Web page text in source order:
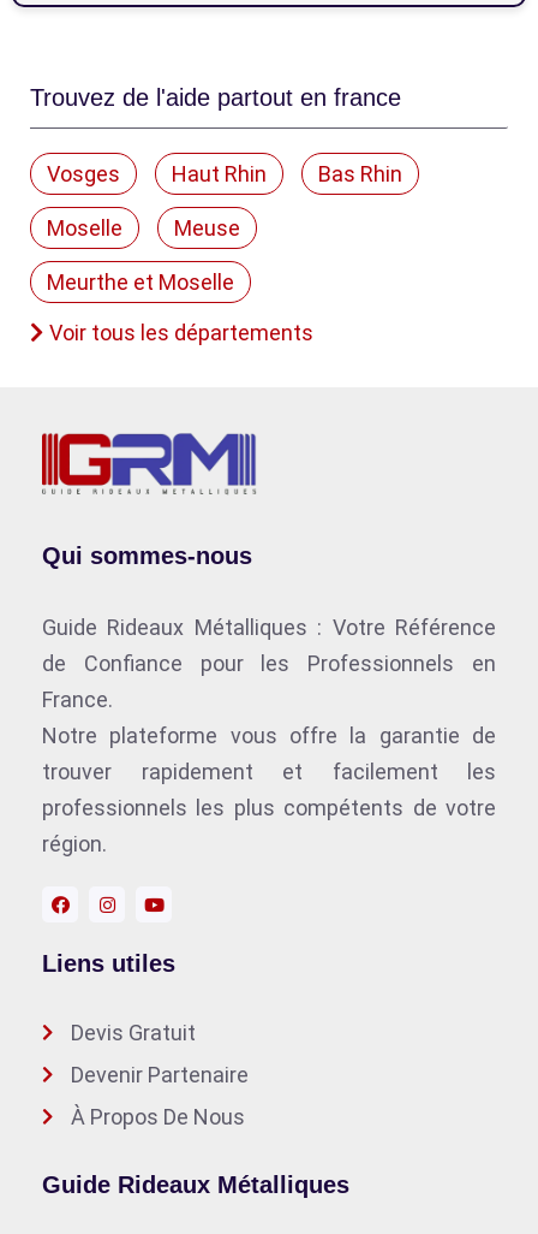
Trouvez de l'aide partout en france
Vosges Haut Rhin Bas Rhin
Moselle Meuse
Meurthe et Moselle
Voir tous les départements
Qui sommes-nous
Guide Rideaux Métalliques : Votre Référence
de Confiance pour les Professionnels en
France.
Notre plateforme vous offre la garantie de
trouver rapidement et facilement les
professionnels les plus compétents de votre
région.
Liens utiles
Devis Gratuit
Devenir Partenaire
À Propos De Nous
Guide Rideaux Métalliques